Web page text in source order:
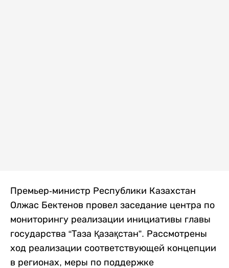
Премьер-министр Республики Казахстан
Олжас Бектенов провел заседание центра по
мониторингу реализации инициативы главы
государства “Таза Қазақстан”. Рассмотрены
ход реализации соответствующей концепции
в регионах, меры по поддержке